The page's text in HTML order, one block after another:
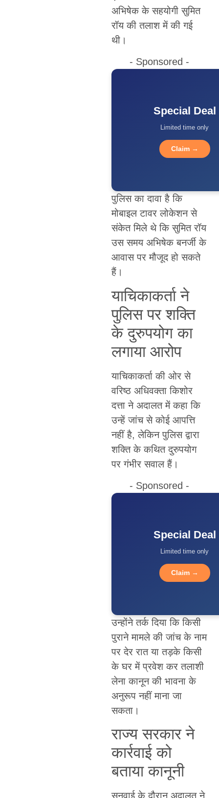
अभिषेक के सहयोगी सुमित
रॉय की तलाश में की गई
थी।
- Sponsored -
Special Deal
Limited time only
Claim →
पुलिस का दावा है कि
मोबाइल टावर लोकेशन से
संकेत मिले थे कि सुमित रॉय
उस समय अभिषेक बनर्जी के
आवास पर मौजूद हो सकते
हैं।
याचिकाकर्ता ने
पुलिस पर शक्ति
के दुरुपयोग का
लगाया आरोप
याचिकाकर्ता की ओर से
वरिष्ठ अधिवक्ता किशोर
दत्ता ने अदालत में कहा कि
उन्हें जांच से कोई आपत्ति
नहीं है, लेकिन पुलिस द्वारा
शक्ति के कथित दुरुपयोग
पर गंभीर सवाल हैं।
- Sponsored -
Special Deal
Limited time only
Claim →
उन्होंने तर्क दिया कि किसी
पुराने मामले की जांच के नाम
पर देर रात या तड़के किसी
के घर में प्रवेश कर तलाशी
लेना कानून की भावना के
अनुरूप नहीं माना जा
सकता।
राज्य सरकार ने
कार्रवाई को
बताया कानूनी
सुनवाई के दौरान अदालत ने